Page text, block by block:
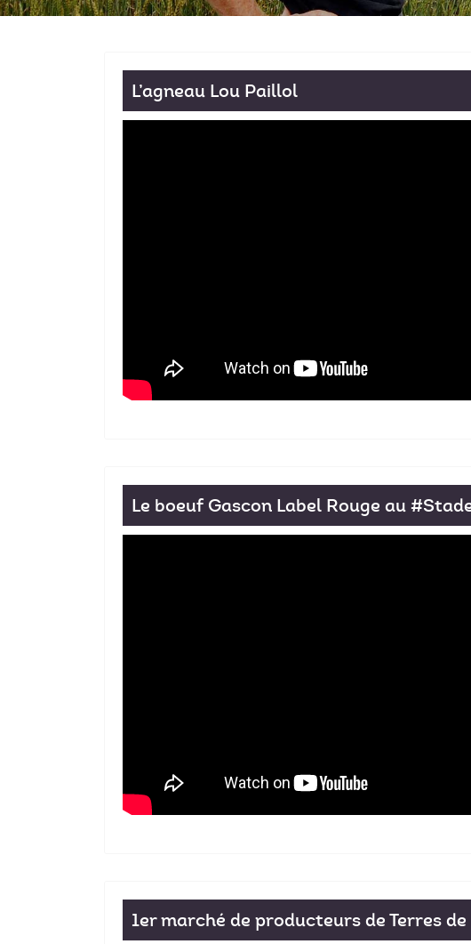
L’agneau Lou Paillol
Le boeuf Gascon Label Rouge au
1er marché de producteurs de Terres